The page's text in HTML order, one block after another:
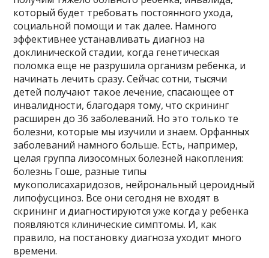
который будет требовать постоянного ухода,
социальной помощи и так далее. Намного
эффективнее устанавливать диагноз на
доклинической стадии, когда генетическая
поломка еще не разрушила организм ребенка, и
начинать лечить сразу. Сейчас сотни, тысячи
детей получают такое лечение, спасающее от
инвалидности, благодаря тому, что скрининг
расширен до 36 заболеваний. Но это только те
болезни, которые мы изучили и знаем. Орфанных
заболеваний намного больше. Есть, например,
целая группа лизосомных болезней накопления:
болезнь Гоше, разные типы
мукополисахаридозов, нейрональный цероидный
липофусциноз. Все они сегодня не входят в
скрининг и диагностируются уже когда у ребенка
появляются клинические симптомы. И, как
правило, на постановку диагноза уходит много
времени.